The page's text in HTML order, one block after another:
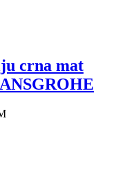
crna mat